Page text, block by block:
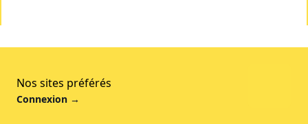
Nos sites préférés
Connexion →